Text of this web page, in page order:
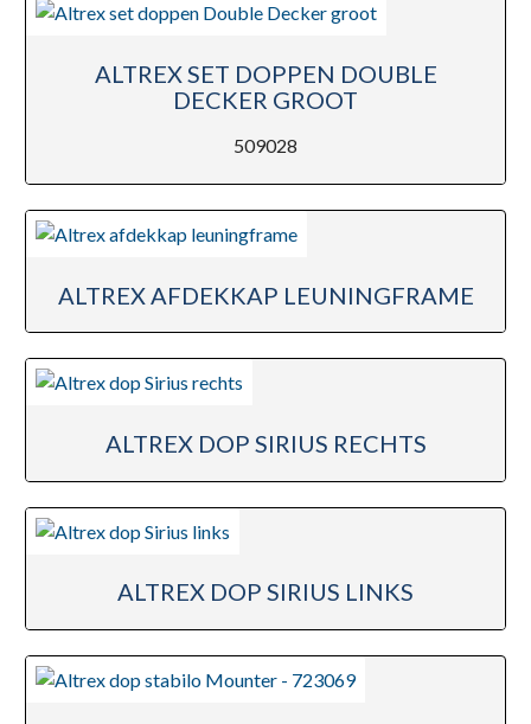
ALTREX SET DOPPEN DOUBLE
DECKER GROOT
509028
ALTREX AFDEKKAP LEUNINGFRAME
ALTREX DOP SIRIUS RECHTS
ALTREX DOP SIRIUS LINKS